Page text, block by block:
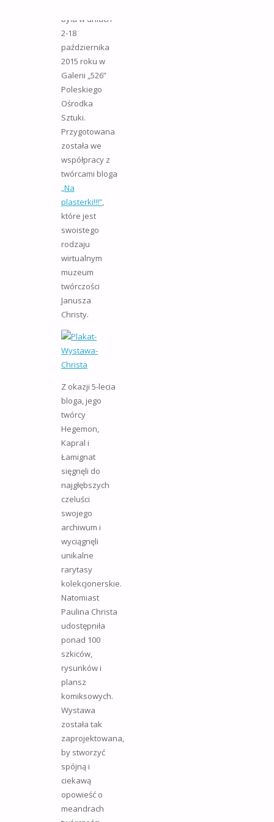
była w dniach
2-18
października
2015 roku w
Galerii „526”
Poleskiego
Ośrodka
Sztuki.
Przygotowana
została we
współpracy z
twórcami bloga
„Na
plasterki!!!”,
które jest
swoistego
rodzaju
wirtualnym
muzeum
twórczości
Janusza
Christy.
Z okazji 5-lecia
bloga, jego
twórcy
Hegemon,
Kapral i
Łamignat
sięgnęli do
najgłębszych
czeluści
swojego
archiwum i
wyciągnęli
unikalne
rarytasy
kolekcjonerskie.
Natomiast
Paulina Christa
udostępniła
ponad 100
szkiców,
rysunków i
plansz
komiksowych.
Wystawa
została tak
zaprojektowana,
by stworzyć
spójną i
ciekawą
opowieść o
meandrach